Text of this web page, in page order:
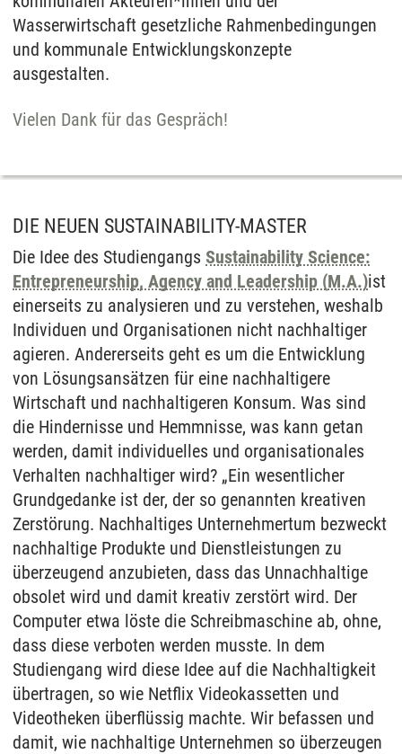
Wasserwirtschaft gesetzliche Rahmenbedingungen
und kommunale Entwicklungskonzepte
ausgestalten.
Vielen Dank für das Gespräch!
DIE NEUEN SUSTAINABILITY-MASTER
Die Idee des Studiengangs Sustainability Science:
Entrepreneurship, Agency and Leadership (M.A.)ist
einerseits zu analysieren und zu verstehen, weshalb
Individuen und Organisationen nicht nachhaltiger
agieren. Andererseits geht es um die Entwicklung
von Lösungsansätzen für eine nachhaltigere
Wirtschaft und nachhaltigeren Konsum. Was sind
die Hindernisse und Hemmnisse, was kann getan
werden, damit individuelles und organisationales
Verhalten nachhaltiger wird? „Ein wesentlicher
Grundgedanke ist der, der so genannten kreativen
Zerstörung. Nachhaltiges Unternehmertum bezweckt
nachhaltige Produkte und Dienstleistungen zu
überzeugend anzubieten, dass das Unnachhaltige
obsolet wird und damit kreativ zerstört wird. Der
Computer etwa löste die Schreibmaschine ab, ohne,
dass diese verboten werden musste. In dem
Studiengang wird diese Idee auf die Nachhaltigkeit
übertragen, so wie Netflix Videokassetten und
Videotheken überflüssig machte. Wir befassen und
damit, wie nachhaltige Unternehmen so überzeugen